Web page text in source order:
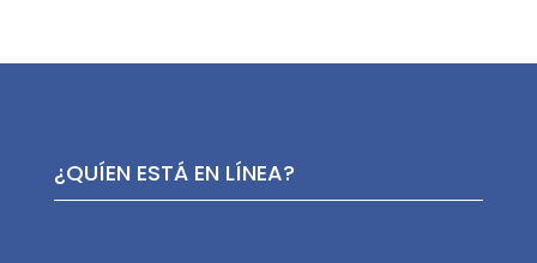
¿QUÍEN ESTÁ EN LÍNEA?